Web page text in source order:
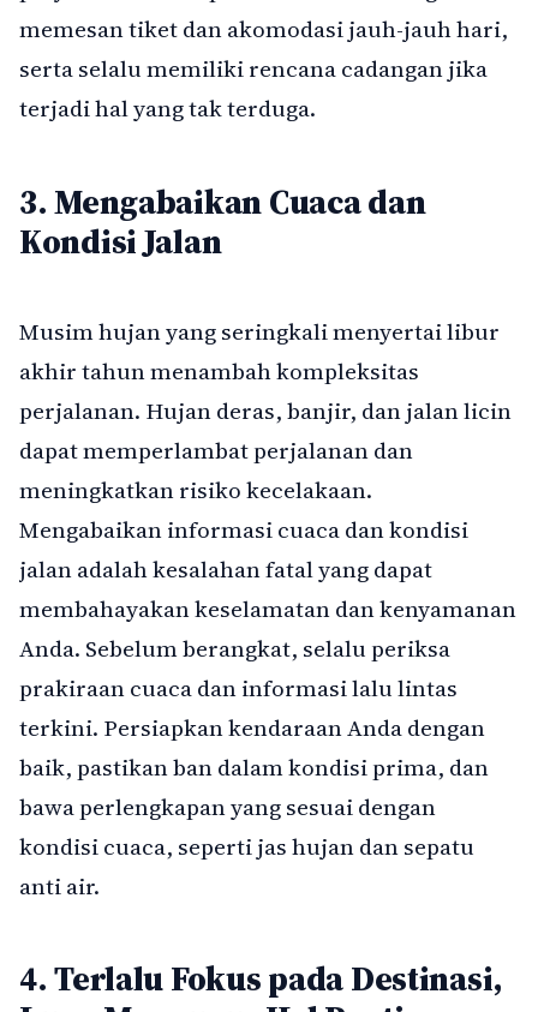
memesan tiket dan akomodasi jauh-jauh hari,
serta selalu memiliki rencana cadangan jika
terjadi hal yang tak terduga.
3. Mengabaikan Cuaca dan
Kondisi Jalan
Musim hujan yang seringkali menyertai libur
akhir tahun menambah kompleksitas
perjalanan. Hujan deras, banjir, dan jalan licin
dapat memperlambat perjalanan dan
meningkatkan risiko kecelakaan.
Mengabaikan informasi cuaca dan kondisi
jalan adalah kesalahan fatal yang dapat
membahayakan keselamatan dan kenyamanan
Anda. Sebelum berangkat, selalu periksa
prakiraan cuaca dan informasi lalu lintas
terkini. Persiapkan kendaraan Anda dengan
baik, pastikan ban dalam kondisi prima, dan
bawa perlengkapan yang sesuai dengan
kondisi cuaca, seperti jas hujan dan sepatu
anti air.
4. Terlalu Fokus pada Destinasi,